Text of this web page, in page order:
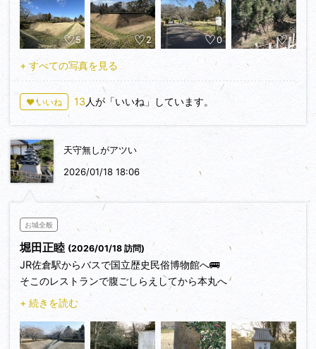
折角なので本丸まで行ったのですが、本丸では犬のレースをや
っていました。競争というよりタイムトライアル的な、１匹ず
つ(100mぐらい？)飼い主めがけて走っていて癒されました。
5 2 0 1
+ すべての写真を見る
♥ いいね 13 人が「いいね」しています。
天守無しがアツい
2026/01/18 18:06
お城全般
堀田正睦 (2026/01/18 訪問)
JR佐倉駅からバスで国立歴史民俗博物館へ🚌
そこのレストランで腹ごしらえしてから本丸へ
空堀や礎石を目にしながらを進み🚶門跡を過ぎて本丸に入る…
そこでは芝生の上で笑顔で遊ぶファミリーの姿が👨👩👦
+ 続きを読む